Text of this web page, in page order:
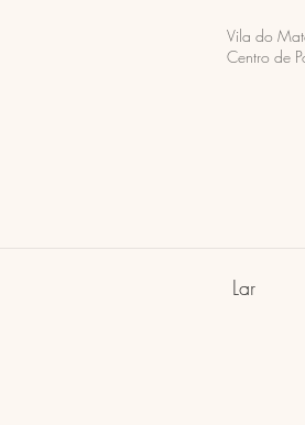
Vila do
Centro de
Lar